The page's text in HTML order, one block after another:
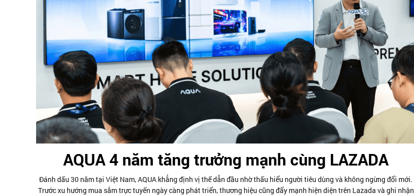
AQUA 4 năm tăng trưởng mạnh cùng LAZADA
Đánh dấu 30 năm tại Việt Nam, AQUA khẳng định vị thế dẫn đầu nhờ thấu hiểu người tiêu dùng và không ngừng đổi mới.
Trước xu hướng mua sắm trực tuyến ngày càng phát triển, thương hiệu cũng đẩy mạnh hiện diện trên Lazada và ghi nhận